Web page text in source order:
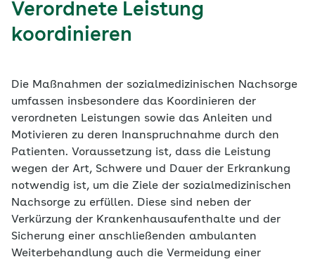
Verordnete Leistung
koordinieren
Die Maßnahmen der sozialmedizinischen Nachsorge
umfassen insbesondere das Koordinieren der
verordneten Leistungen sowie das Anleiten und
Motivieren zu deren Inanspruchnahme durch den
Patienten. Voraussetzung ist, dass die Leistung
wegen der Art, Schwere und Dauer der Erkrankung
notwendig ist, um die Ziele der sozialmedizinischen
Nachsorge zu erfüllen. Diese sind neben der
Verkürzung der Krankenhausaufenthalte und der
Sicherung einer anschließenden ambulanten
Weiterbehandlung auch die Vermeidung einer